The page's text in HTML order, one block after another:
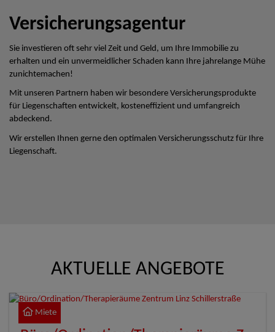
Versicherungsagentur
Sie investieren oft sehr viel Zeit und Geld, um Ihre Immobilie zu
erhalten und ein unvermeidlicher Schaden kann Ihre jahrelange Mühe
zunichtemachen!
Mit unseren Partnern haben wir besondere Versicherungsprodukte
für Liegenschaften entwickelt, kosteneffizient und umfangreich
abdeckend.
Wir erstellen Ihnen gerne den optimalen Versicherungsschutz für Ihre
Liegenschaft.
AKTUELLE ANGEBOTE
Miete